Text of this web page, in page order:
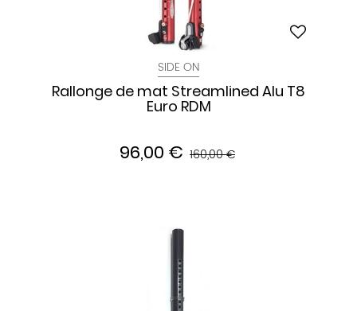
SIDE ON
Rallonge de mat Streamlined Alu T8
Euro RDM
96,00 € 160,00 €